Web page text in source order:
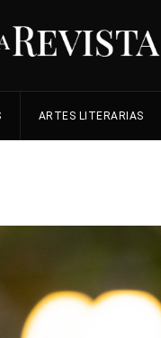
ARTES LITERARIAS